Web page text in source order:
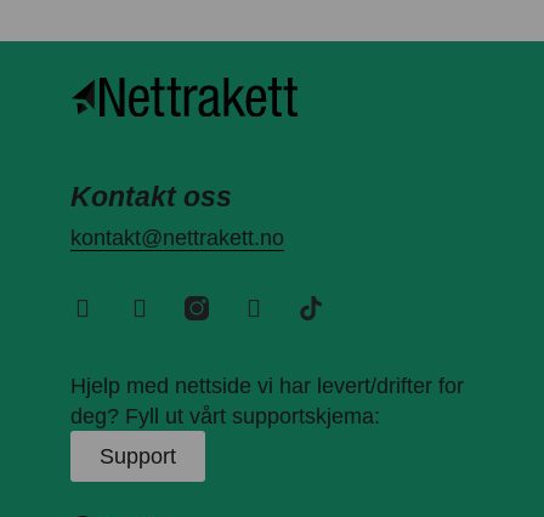
Kontakt oss
kontakt@nettrakett.no
Hjelp med nettside vi har levert/drifter for
deg? Fyll ut vårt supportskjema:
Support